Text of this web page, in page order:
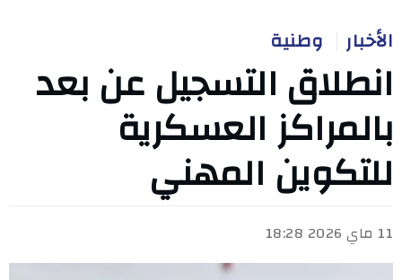
الأخبار وطنية
انطلاق التسجيل عن بعد
بالمراكز العسكرية
للتكوين المهني
11 ماي 2026 18:28